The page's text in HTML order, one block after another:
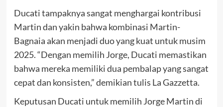
Ducati tampaknya sangat menghargai kontribusi
Martin dan yakin bahwa kombinasi Martin-
Bagnaia akan menjadi duo yang kuat untuk musim
2025. “Dengan memilih Jorge, Ducati memastikan
bahwa mereka memiliki dua pembalap yang sangat
cepat dan konsisten,” demikian tulis La Gazzetta.
Keputusan Ducati untuk memilih Jorge Martin di